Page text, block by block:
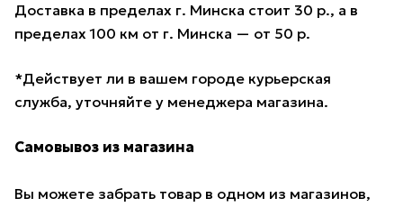
Доставка в пределах г. Минска стоит 30 р., а в
пределах 100 км от г. Минска — от 50 р.
*Действует ли в вашем городе курьерская
служба, уточняйте у менеджера магазина.
Самовывоз из магазина
Вы можете забрать товар в одном из магазинов,